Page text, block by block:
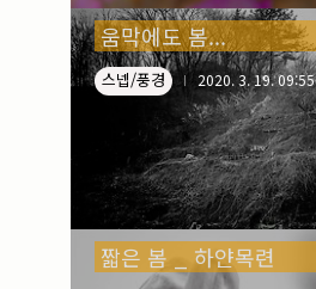
움막에도 봄...
스넵/풍경 2020. 3. 19. 09:55
짧은 봄 _ 하얀목련